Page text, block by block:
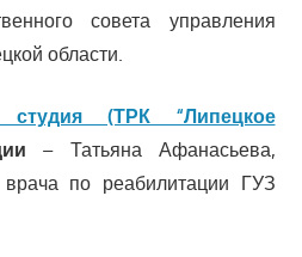
совета управления
области.
студия (ТРК “Липецкое
– Татьяна Афанасьева,
врача по реабилитации ГУЗ